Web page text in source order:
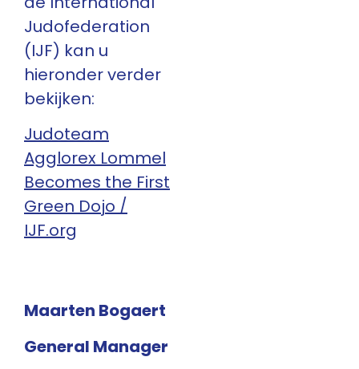
Judofederation
(IJF) kan u
hieronder verder
bekijken:
Judoteam
Agglorex Lommel
Becomes the First
Green Dojo /
IJF.org
Maarten Bogaert
General Manager